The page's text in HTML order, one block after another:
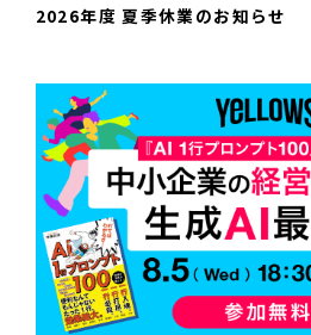
2026年度 夏季休業のお知らせ